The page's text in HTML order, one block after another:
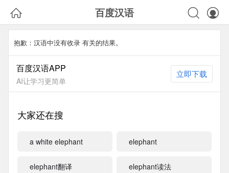
 百度汉语 

抱歉：汉语中没有收录 有关的结果。
百度汉语APP
AI让学习更简单
立即下载
大家还在搜
a white elephant elephant
elephant翻译 elephant读法